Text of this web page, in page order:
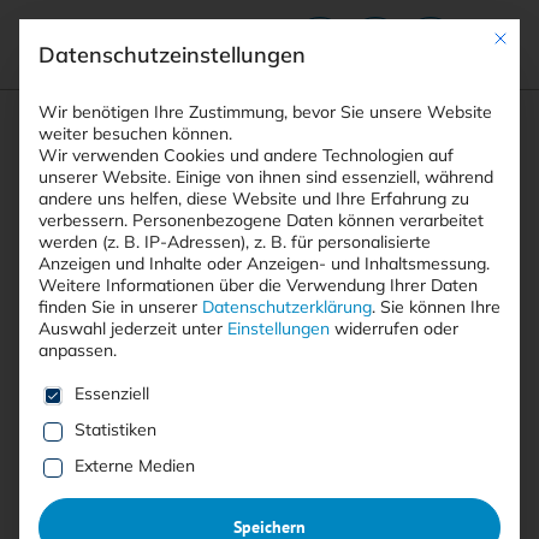
Suchfeld
Suchen
Breadcrumb-Navigation
STARTSEITE
PRINTAUSGABEN
TITELTHEMA: SECURITY-FUNSPORT
Ausgabe 2/2018 als
ter­la­den
Jetzt herunterladen
Mit
Datenschutzeinstellungen
Wir benötigen Ihre Zustimmung, bevor Sie unsere Website
weiter besuchen können.
Wir verwenden Cookies und andere Technologien auf
unserer Website. Einige von ihnen sind essenziell, während
andere uns helfen, diese Website und Ihre Erfahrung zu
verbessern. Personenbezogene Daten können verarbeitet
werden (z. B. IP-Adressen), z. B. für personalisierte
Anzeigen und Inhalte oder Anzeigen- und Inhaltsmessung.
Weitere Informationen über die Verwendung Ihrer Daten
finden Sie in unserer Datenschutzerklärung. Sie können Ihre
Auswahl jederzeit unter Einstellungen widerrufen oder
anpassen.
Es folgt eine Liste der Service-Gruppen, für die eine
Essenziell
Statistiken
Externe Medien
Speichern